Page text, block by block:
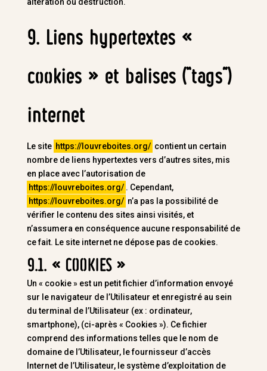
9. Liens hypertextes «
cookies » et balises (“tags”)
internet
Le site https://louvreboites.org/ contient un certain
nombre de liens hypertextes vers d’autres sites, mis
en place avec l’autorisation de
https://louvreboites.org/ . Cependant,
https://louvreboites.org/ n’a pas la possibilité de
vérifier le contenu des sites ainsi visités, et
n’assumera en conséquence aucune responsabilité de
ce fait. Le site internet ne dépose pas de cookies.
9.1. « COOKIES »
Un « cookie » est un petit fichier d’information envoyé
sur le navigateur de l’Utilisateur et enregistré au sein
du terminal de l’Utilisateur (ex : ordinateur,
smartphone), (ci-après « Cookies »). Ce fichier
comprend des informations telles que le nom de
domaine de l’Utilisateur, le fournisseur d’accès
Internet de l’Utilisateur, le système d’exploitation de